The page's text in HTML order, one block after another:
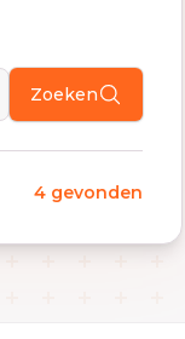
Zoeken
4 gevonden